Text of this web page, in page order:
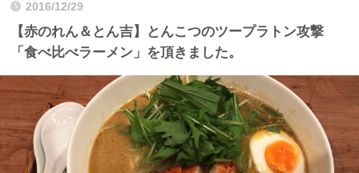
2016/12/29
【赤のれん＆とん吉】とんこつのツープラトン攻撃
「食べ比べラーメン」を頂きました。